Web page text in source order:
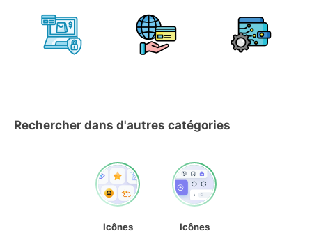
Rechercher dans d'autres catégories
Icônes
Icônes